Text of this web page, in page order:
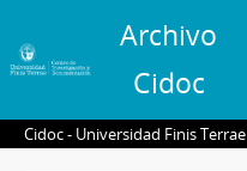
Archivo
Cidoc
Cidoc - Universidad Finis Terrae